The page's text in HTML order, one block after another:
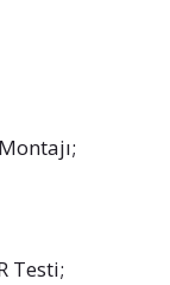
Testi;